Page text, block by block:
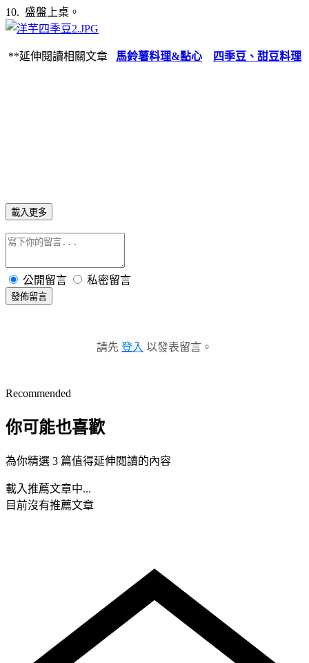
10. 盛盤上桌。
**延伸閱讀相關文章 馬鈴薯料理&點心 四季豆、甜豆料理
載入更多
公開留言 私密留言
發佈留言
請先 登入 以發表留言。
Recommended
你可能也喜歡
為你精選 3 篇值得延伸閱讀的內容
載入推薦文章中...
目前沒有推薦文章